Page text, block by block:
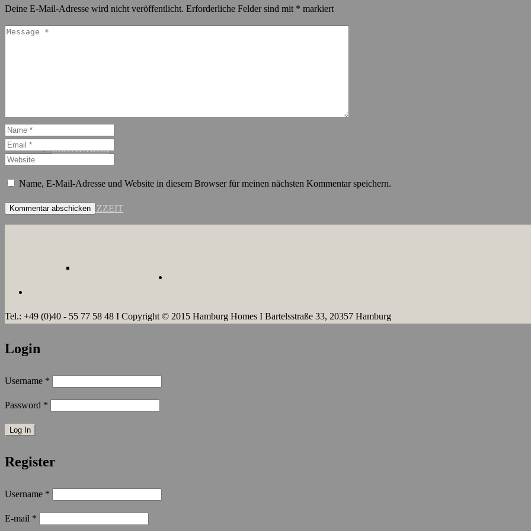
MIETDAUER
KURZZEIT
Deine E-Mail-Adresse wird nicht veröffentlicht. Erforderliche Felder sind mit * markiert
Name, E-Mail-Adresse und Website in diesem Browser für meinen nächsten Kommentar speichern.
Tel.: +49 (0)40 - 55 77 58 48 I Copyright © 2015 Hamburg Homes I Bartelsstraße 33, 20357 Hamburg
Login
Username *
Password *
Register
Username *
E-mail *